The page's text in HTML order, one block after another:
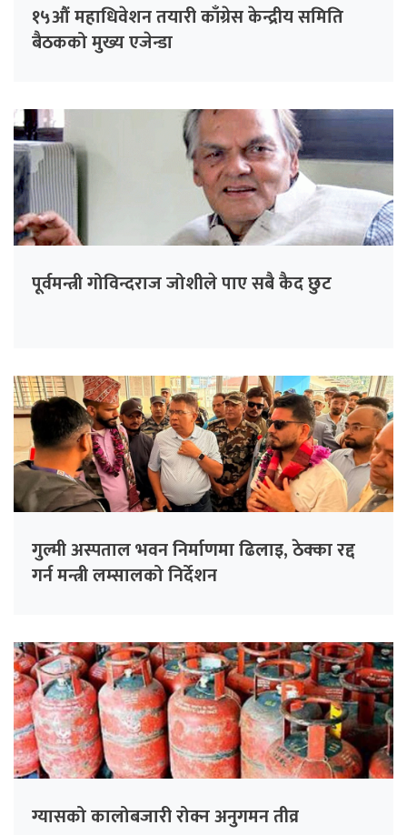
१५औं महाधिवेशन तयारी काँग्रेस केन्द्रीय समिति
बैठकको मुख्य एजेन्डा
पूर्वमन्त्री गोविन्दराज जोशीले पाए सबै कैद छुट
गुल्मी अस्पताल भवन निर्माणमा ढिलाइ, ठेक्का रद्द
गर्न मन्त्री लम्सालको निर्देशन
ग्यासको कालोबजारी रोक्न अनुगमन तीव्र